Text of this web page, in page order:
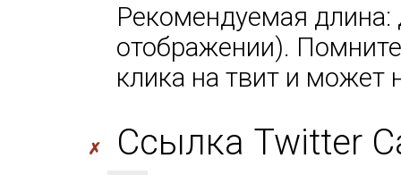
Рекомендуемая длина:
отображении).
клика на твит и может
✗ Ссылка Twitter